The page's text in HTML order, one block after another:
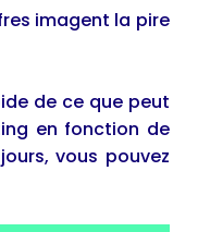
imagent la pire
de ce que peut
en fonction de
vous pouvez